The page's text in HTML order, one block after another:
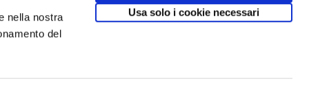
nella nostra
del
Usa solo i cookie necessari